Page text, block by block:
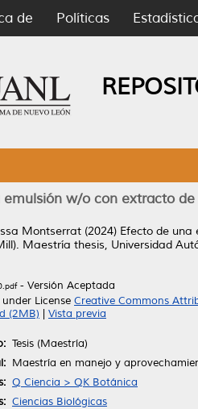
de Políticas
emulsión w/o con extracto
Montserrat (2024) Efecto de una
Maestría thesis, Universidad
- Versión Aceptada
License Creative Commons
(2MB)
Vista previa
Tesis (Maestría)
Maestría en manejo y
Q Ciencia > QK Botánica
Ciencias Biológicas